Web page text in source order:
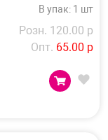
В упак: 1 шт
Розн. 120.00 р
Опт. 65.00 р